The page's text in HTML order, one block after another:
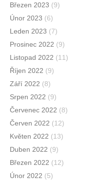
Březen 2023 (9)
Únor 2023 (6)
Leden 2023 (7)
Prosinec 2022 (9)
Listopad 2022 (11)
Říjen 2022 (9)
Září 2022 (8)
Srpen 2022 (9)
Červenec 2022 (8)
Červen 2022 (12)
Květen 2022 (13)
Duben 2022 (9)
Březen 2022 (12)
Únor 2022 (5)